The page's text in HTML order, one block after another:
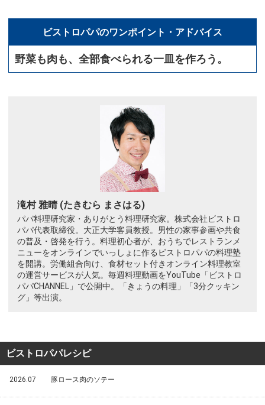
ビストロパパのワンポイント・アドバイス
野菜も肉も、全部食べられる一皿を作ろう。
滝村 雅晴 (たきむら まさはる)
パパ料理研究家・ありがとう料理研究家。株式会社ビストロ
パパ代表取締役。大正大学客員教授。男性の家事参画や共食
の普及・啓発を行う。料理初心者が、おうちでレストランメ
ニューをオンラインでいっしょに作るビストロパパの料理塾
を開講。労働組合向け、食材セット付きオンライン料理教室
の運営サービスが人気。毎週料理動画をYouTube「ビストロ
パパCHANNEL」で公開中。「きょうの料理」「3分クッキン
グ」等出演。
ビストロパパレシピ
2026.07 豚ロース肉のソテー